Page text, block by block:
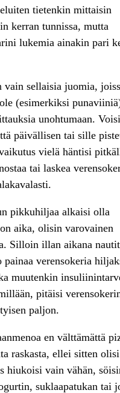
tietenkin mittaisin
kerran tunnissa, mutta
lukemia ainakin pari
sellaisia juomia,
(esimerkiksi
unohtumaan.
päivällisen tai sille
vielä häntisi
tai laskea
pikkuhiljaa alkaisi olla
aika, olisin varovainen
Silloin illan aikana
verensokeria
muutenkin
pitäisi
paljon.
en välttämättä
raskasta, ellei sitten
hiukoisi vain vähän,
suklaapatukan tai